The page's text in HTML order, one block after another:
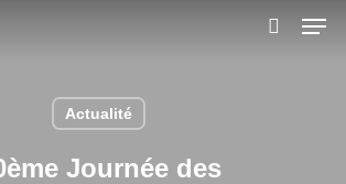
Actualité
Journée des